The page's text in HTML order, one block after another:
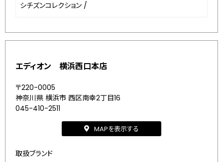
シチズンコレクション /
エディオン 横浜西口本店
〒220-0005
神奈川県 横浜市 西区南幸2丁目16
045-410-2511
MAPを表示する
取扱ブランド